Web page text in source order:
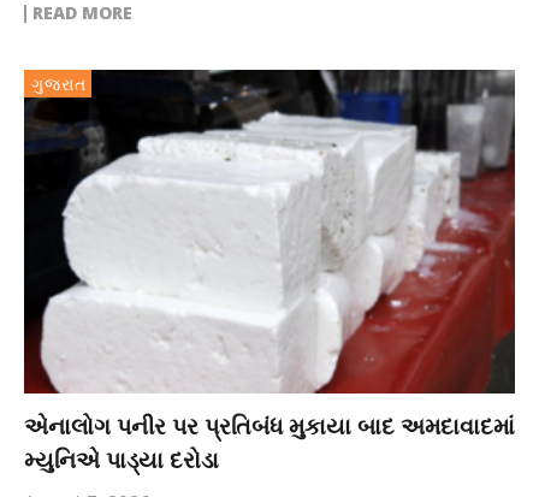
READ MORE
ગુજરાત
એનાલોગ પનીર પર પ્રતિબંધ મુકાયા બાદ અમદાવાદમાં
મ્યુનિએ પાડ્યા દરોડા